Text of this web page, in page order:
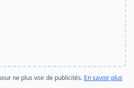
ne plus voir de publicités. En savoir plus